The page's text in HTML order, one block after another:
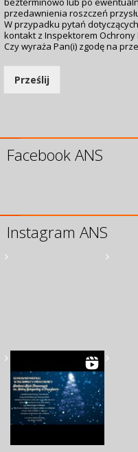
przedawnienia roszczeń
W przypadku pytań
kontakt z Inspektorem
Czy wyraża Pan(i) zgodę na
Prześlij
Facebook ANS
Instagram ANS